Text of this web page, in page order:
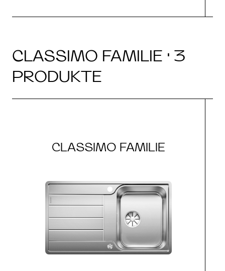
CLASSIMO FAMILIE · 3
PRODUKTE
CLASSIMO FAMILIE